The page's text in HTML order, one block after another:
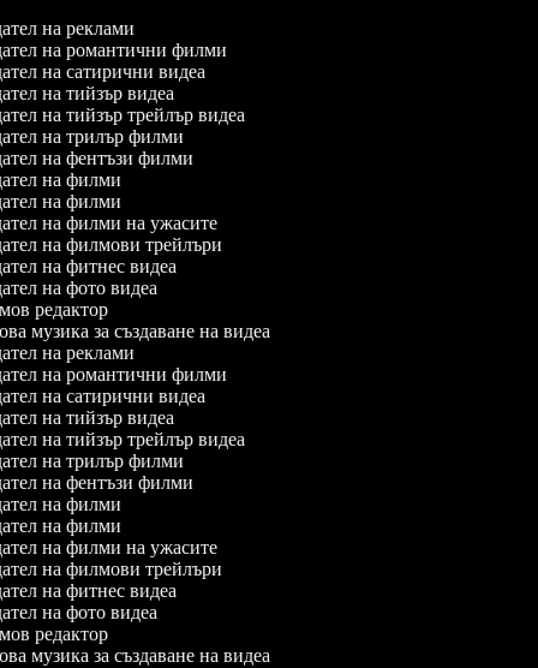
на реклами
на романтични филми
на сатирични видеа
на тийзър видеа
на тийзър трейлър видеа
на трилър филми
на фентъзи филми
на филми
на филми
на филми на ужасите
на филмови трейлъри
на фитнес видеа
на фото видеа
редактор
музика за създаване на видеа
на реклами
на романтични филми
на сатирични видеа
на тийзър видеа
на тийзър трейлър видеа
на трилър филми
на фентъзи филми
на филми
на филми
на филми на ужасите
на филмови трейлъри
на фитнес видеа
на фото видеа
редактор
музика за създаване на видеа